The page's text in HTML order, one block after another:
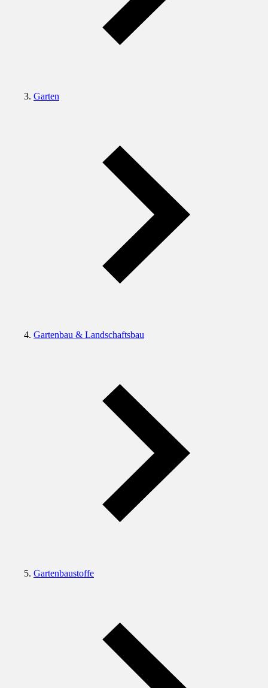
Garten
Gartenbau & Landschaftsbau
Gartenbaustoffe